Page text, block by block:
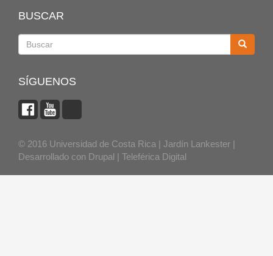
BUSCAR
SÍGUENOS
© 2016 Universidad de Costa Rica | Jardín Lankester |
Desarrollado con Drupal | Teleférica Digital